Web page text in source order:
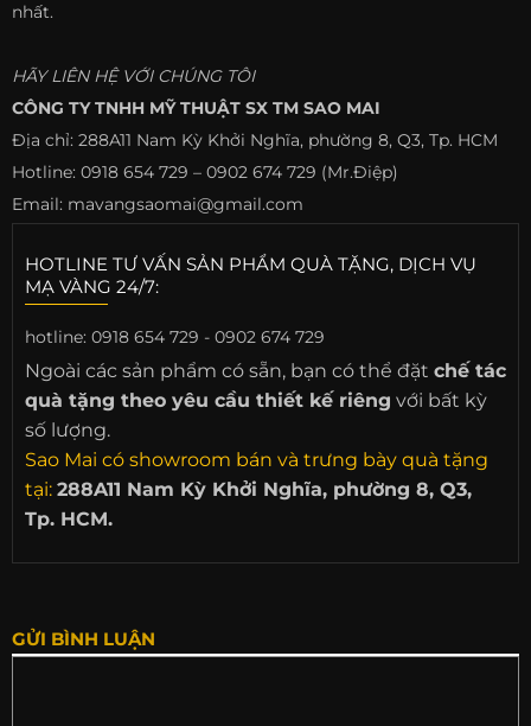
nhất.
HÃY LIÊN HỆ VỚI CHÚNG TÔI
CÔNG TY TNHH MỸ THUẬT SX TM SAO MAI
Địa chỉ: 288A11 Nam Kỳ Khởi Nghĩa, phường 8, Q3, Tp. HCM
Hotline: 0918 654 729 – 0902 674 729 (Mr.Điệp)
Email: mavangsaomai@gmail.com
HOTLINE TƯ VẤN SẢN PHẨM QUÀ TẶNG, DỊCH VỤ
MẠ VÀNG 24/7:
hotline: 0918 654 729 - 0902 674 729
Ngoài các sản phẩm có sẵn, bạn có thể đặt chế tác
quà tặng theo yêu cầu thiết kế riêng với bất kỳ
số lượng.
Sao Mai có showroom bán và trưng bày quà tặng
tại: 288A11 Nam Kỳ Khởi Nghĩa, phường 8, Q3,
Tp. HCM.
GỬI BÌNH LUẬN